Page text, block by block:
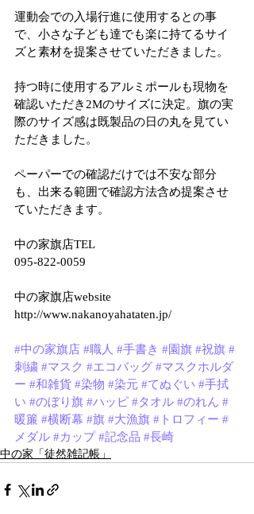
運動会での入場行進に使用するとの事
で、小さな子ども達でも楽に持てるサイ
ズと素材を提案させていただきました。
持つ時に使用するアルミポールも現物を
確認いただき2Mのサイズに決定。旗の実
際のサイズ感は既製品の日の丸を見てい
ただきました。
ペーパーでの確認だけでは不安な部分
も、出来る範囲で確認方法含め提案させ
ていただきます。
中の家旗店TEL
095-822-0059
中の家旗店website
http://www.nakanoyahataten.jp/
#中の家旗店 #職人 #手書き #園旗 #祝旗 #
刺繍 #マスク #エコバッグ #マスクホルダ
ー #和雑貨 #染物 #染元 #てぬぐい #手拭
い #のぼり旗 #ハッピ #タオル #のれん #
暖簾 #横断幕 #旗 #大漁旗 #トロフィー #
メダル #カップ #記念品 #長崎
中の家「徒然雑記帳」